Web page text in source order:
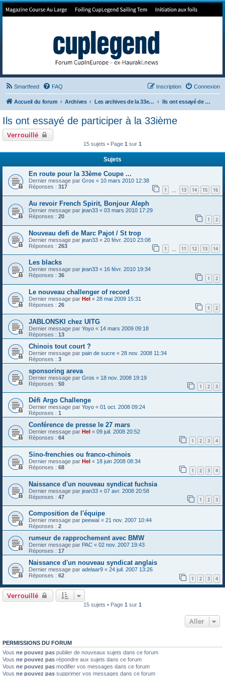
Forum de Cup In Europe
Smartfeed FAQ Connexion
Inscription
Accueil du forum Archives Les archives de la 33e America's Cup Ils ont essayé de participer à la 33ième
Ils ont essayé de participer à la 33ième
Verrouillé
15 sujets • Page 1 sur 1
Sujets
En route pour la 33ème Coupe ...
Dernier message par Gros « 10 mars 2010 12:38
Réponses : 317 1 13 14 15 16
Au revoir French Spirit, Bonjour Aleph
Dernier message par jean33 « 03 mars 2010 17:29
Réponses : 20 1 2
Nouveau defi de Marc Pajot / St trop
Dernier message par jean33 « 20 févr. 2010 23:08
Réponses : 263 1 11 12 13 14
Les blacks
Dernier message par jean33 « 16 févr. 2010 19:34
Réponses : 36 1 2
Le nouveau challenger of record
Dernier message par Hel « 28 mai 2009 15:31
Réponses : 26 1 2
JABLONSKI chez UITG
Dernier message par Yoyo « 14 mars 2009 09:18
Réponses : 13
Chinois tout court ?
Dernier message par pain de sucre « 28 nov. 2008 11:34
Réponses : 3
sponsoring areva
Dernier message par Gros « 18 nov. 2008 19:19
Réponses : 50 1 2 3
Défi Argo Challenge
Dernier message par Yoyo « 01 oct. 2008 09:24
Réponses : 1
Conférence de presse le 27 mars
Dernier message par Hel « 09 juil. 2008 20:52
Réponses : 64 1 2 3 4
Sino-frenchies ou franco-chinois
Dernier message par Hel « 18 juin 2008 08:34
Réponses : 68 1 2 3 4
Naissance d'un nouveau syndicat fuchsia
Dernier message par jean33 « 07 avr. 2008 20:58
Réponses : 47 1 2 3
Composition de l'équipe
Dernier message par peewaï « 21 nov. 2007 10:44
Réponses : 2
rumeur de rapprochement avec BMW
Dernier message par PAC « 02 nov. 2007 19:43
Réponses : 17
Naissance d'un nouveau syndicat anglais
Dernier message par adelaar9 « 24 juil. 2007 13:26
Réponses : 62 1 2 3 4
Verrouillé
15 sujets • Page 1 sur 1
Aller
PERMISSIONS DU FORUM
Vous ne pouvez pas publier de nouveaux sujets dans ce forum
Vous ne pouvez pas répondre aux sujets dans ce forum
Vous ne pouvez pas modifier vos messages dans ce forum
Vous ne pouvez pas supprimer vos messages dans ce forum